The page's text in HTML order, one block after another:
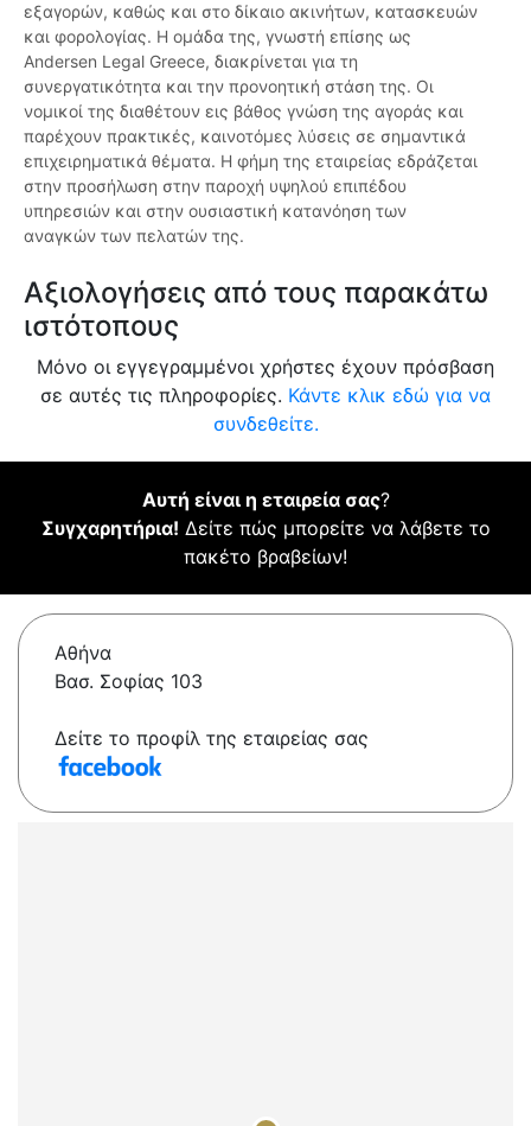
εξαγορών, καθώς και στο δίκαιο ακινήτων, κατασκευών
και φορολογίας. Η ομάδα της, γνωστή επίσης ως
Andersen Legal Greece, διακρίνεται για τη
συνεργατικότητα και την προνοητική στάση της. Οι
νομικοί της διαθέτουν εις βάθος γνώση της αγοράς και
παρέχουν πρακτικές, καινοτόμες λύσεις σε σημαντικά
επιχειρηματικά θέματα. Η φήμη της εταιρείας εδράζεται
στην προσήλωση στην παροχή υψηλού επιπέδου
υπηρεσιών και στην ουσιαστική κατανόηση των
αναγκών των πελατών της.
Αξιολογήσεις από τους παρακάτω
ιστότοπους
Μόνο οι εγγεγραμμένοι χρήστες έχουν πρόσβαση
σε αυτές τις πληροφορίες. Κάντε κλικ εδώ για να
συνδεθείτε.
Αυτή είναι η εταιρεία σας?
Συγχαρητήρια! Δείτε πώς μπορείτε να λάβετε το
πακέτο βραβείων!
Αθήνα
Βασ. Σοφίας 103
Δείτε το προφίλ της εταιρείας σας